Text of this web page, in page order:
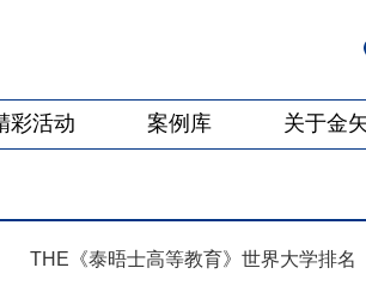
彩活动 案例库 关于金
THE《泰晤士高等教育》世界大学排名